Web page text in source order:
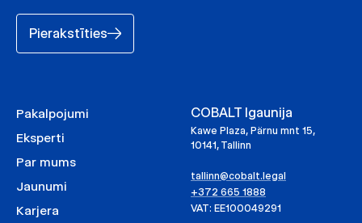
Pierakstīties
Pakalpojumi
Eksperti
Par mums
Jaunumi
Karjera
COBALT Igaunija
Kawe Plaza, Pärnu mnt 15,
10141, Tallinn
tallinn@cobalt.legal
+372 665 1888
VAT: EE100049291